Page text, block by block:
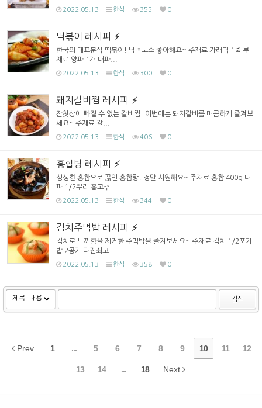
2022.05.13 한식 355 0
떡볶이 레시피
한국의 대표분식 떡볶이! 남녀노소 좋아해요~ 주재료 가래떡 1줄 부
재료 양파 1개 대파...
2022.05.13 한식 300 0
돼지갈비찜 레시피
잔칫상에 빠질 수 없는 갈비찜! 이번에는 돼지갈비를 매콤하게 즐겨보
세요~ 주재료 갈...
2022.05.13 한식 406 0
홍합탕 레시피
싱싱한 홍합으로 끓인 홍합탕! 정말 시원해요~ 주재료 홍합 400g 대
파 1/2뿌리 홍고추 ...
2022.05.13 한식 344 0
김치주먹밥 레시피
김치로 느끼함을 제거한 주먹밥을 즐겨보세요~ 주재료 김치 1/2포기
밥 2공기 다진쇠고...
2022.05.13 한식 358 0
검색
Prev 1 ... 5 6 7 8 9 10 11 12
13 14 ... 18 Next